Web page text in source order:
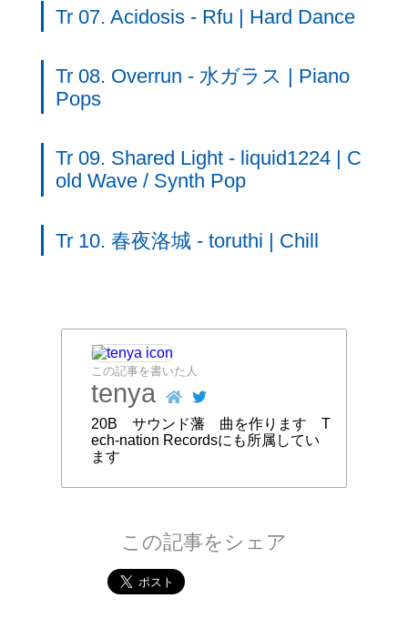
Tr 07. Acidosis - Rfu | Hard Dance
Tr 08. Overrun - 水ガラス | Piano
Pops
Tr 09. Shared Light - liquid1224 | C
old Wave / Synth Pop
Tr 10. 春夜洛城 - toruthi | Chill
この記事を書いた人
tenya
20B サウンド藩 曲を作ります T
ech-nation Recordsにも所属してい
ます
この記事をシェア